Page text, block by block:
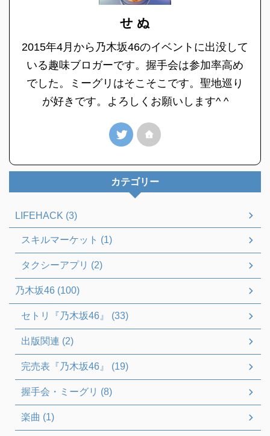
せ ぬ
2015年4月から乃木坂46のイベントに出没して
いる趣味ブロガーです。握手会は参加率高め
でした。ミーグリはそこそこです。聖地巡り
が好きです。よろしくお願いします^ ^
カテゴリー
LIFEHACK (3)
スキルマーケット (1)
タクシーアプリ (2)
乃木坂46 (100)
セトリ『乃木坂46』 (33)
出版関連 (2)
完売表『乃木坂46』 (19)
握手会・ミーグリ (8)
楽曲 (1)